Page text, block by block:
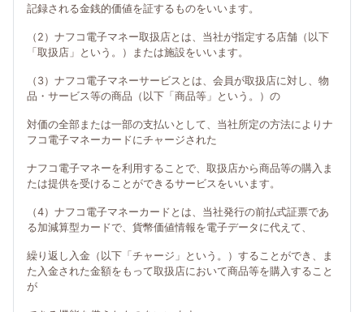
記録される金銭的価値を証するものをいいます。
（2）ナフコ電子マネー取扱店とは、当社が指定する店舗（以下
「取扱店」という。）または施設をいいます。
（3）ナフコ電子マネーサービスとは、会員が取扱店に対し、物
品・サービス等の商品（以下「商品等」という。）の
対価の全部または一部の支払いとして、当社所定の方法によりナ
フコ電子マネーカードにチャージされた
ナフコ電子マネーを利用することで、取扱店から商品等の購入ま
たは提供を受けることができるサービスをいいます。
（4）ナフコ電子マネーカードとは、当社発行の前払式証票であ
る加減算型カードで、貨幣価値情報を電子データに代えて、
繰り返し入金（以下「チャージ」という。）することができ、ま
た入金された金額をもって取扱店において商品等を購入すること
が